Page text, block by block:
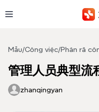
Mẫu/Công việc/Phân rã
管理人员典型流
zhanqingyan